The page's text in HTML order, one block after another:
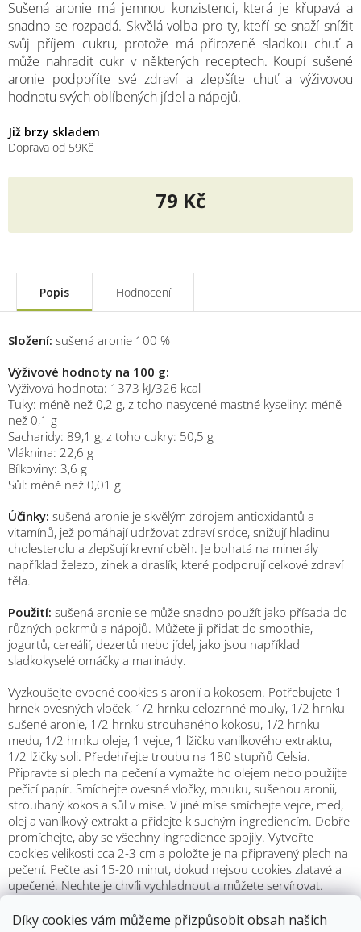
Díky cookies vám můžeme přizpůsobit obsah našich
Již brzy skladem
Sušená aronie má jemnou konzistenci, která je křupavá a
snadno se rozpadá. Skvělá volba pro ty, kteří se snaží snížit
svůj příjem cukru, protože má přirozeně sladkou chuť a
může nahradit cukr v některých receptech. Koupí sušené
aronie podpoříte své zdraví a zlepšíte chuť a výživovou
hodnotu svých oblíbených jídel a nápojů.
Doprava od 59Kč
79 Kč
cena:
Popis Hodnocení
Složení: sušená aronie 100 %
Výživové hodnoty na 100 g:
Výživová hodnota: 1373 kJ/326 kcal
Tuky: méně než 0,2 g, z toho nasycené mastné kyseliny: méně
než 0,1 g
Sacharidy: 89,1 g, z toho cukry: 50,5 g
Vláknina: 22,6 g
Bílkoviny: 3,6 g
Sůl: méně než 0,01 g
Účinky: sušená aronie je skvělým zdrojem antioxidantů a
vitamínů, jež pomáhají udržovat zdraví srdce, snižují hladinu
cholesterolu a zlepšují krevní oběh. Je bohatá na minerály
například železo, zinek a draslík, které podporují celkové zdraví
těla.
Použití: sušená aronie se může snadno použít jako přísada do
různých pokrmů a nápojů. Můžete ji přidat do smoothie,
jogurtů, cereálií, dezertů nebo jídel, jako jsou například
sladkokyselé omáčky a marinády.
Vyzkoušejte ovocné cookies s aronií a kokosem. Potřebujete 1
hrnek ovesných vloček, 1/2 hrnku celozrnné mouky, 1/2 hrnku
sušené aronie, 1/2 hrnku strouhaného kokosu, 1/2 hrnku
medu, 1/2 hrnku oleje, 1 vejce, 1 lžičku vanilkového extraktu,
1/2 lžičky soli. Předehřejte troubu na 180 stupňů Celsia.
Připravte si plech na pečení a vymažte ho olejem nebo použijte
pečicí papír. Smíchejte ovesné vločky, mouku, sušenou aronii,
strouhaný kokos a sůl v míse. V jiné míse smíchejte vejce, med,
olej a vanilkový extrakt a přidejte k suchým ingrediencím. Dobře
promíchejte, aby se všechny ingredience spojily. Vytvořte
cookies velikosti cca 2-3 cm a položte je na připravený plech na
pečení. Pečte asi 15-20 minut, dokud nejsou cookies zlatavé a
upečené. Nechte je chvíli vychladnout a můžete servírovat.
Doporučená denní dávka:25 - 30 g (cca 1 hrst)